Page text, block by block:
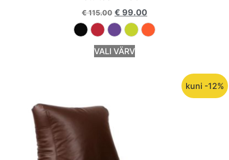
€115.00 € 99.00
VALI VÄRV
kuni -12%